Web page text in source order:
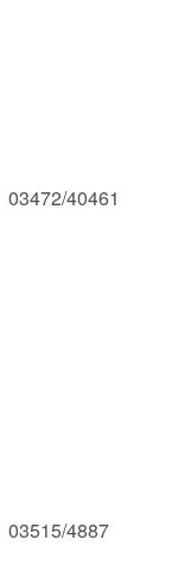
03472/40461
03515/4887